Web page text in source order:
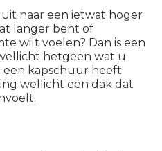
naar een ietwat hoger
langer bent of
wilt voelen? Dan is een
hetgeen wat u
een kapschuur heeft
wellicht een dak dat